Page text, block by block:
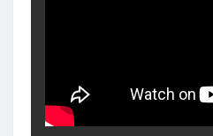
Шымкент